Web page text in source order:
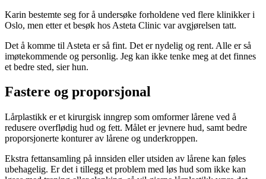
Karin bestemte seg for å undersøke forholdene ved flere klinikker i
Oslo, men etter et besøk hos Asteta Clinic var avgjørelsen tatt.
Det å komme til Asteta er så fint. Det er nydelig og rent. Alle er så
imøtekommende og personlig. Jeg kan ikke tenke meg at det finnes
et bedre sted, sier hun.
Fastere og proporsjonal
Lårplastikk er et kirurgisk inngrep som omformer lårene ved å
redusere overflødig hud og fett. Målet er jevnere hud, samt bedre
proporsjonerte konturer av lårene og underkroppen.
Ekstra fettansamling på innsiden eller utsiden av lårene kan føles
ubehagelig. Er det i tillegg et problem med løs hud som ikke kan